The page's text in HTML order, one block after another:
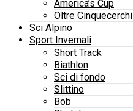
America’s Cup
Oltre Cinquecerchi
Sci Alpino
Sport Invernali
Short Track
Biathlon
Sci di fondo
Slittino
Bob